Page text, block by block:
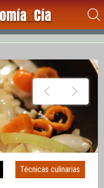
Técnicas culinarias